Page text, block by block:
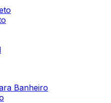
Banheiro